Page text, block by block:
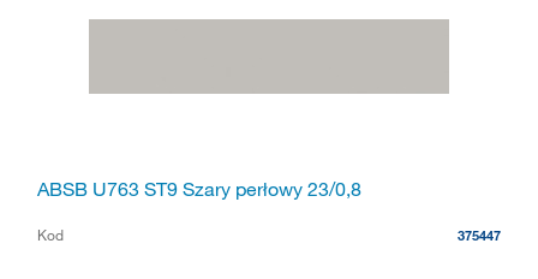
ABSB U763 ST9 Szary perłowy 23/0,8
Kod 375447